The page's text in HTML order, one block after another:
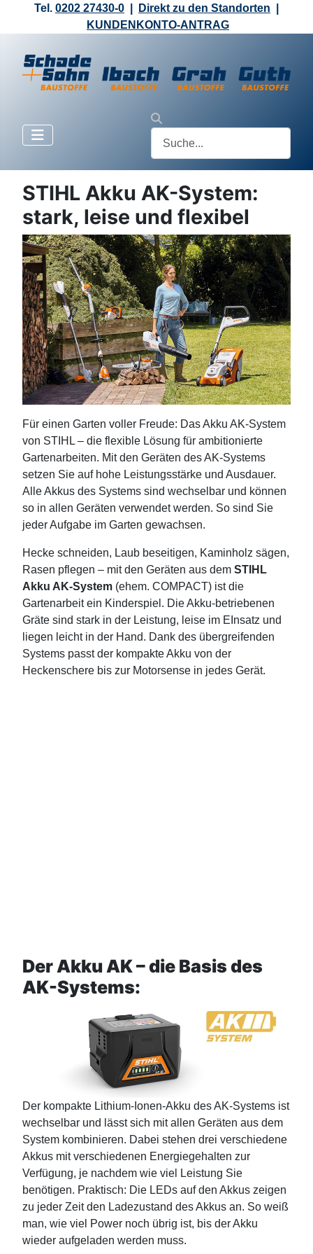
Tel. 0202 27430-0 Direkt zu den Standorten
KUNDENKONTO-ANTRAG
STIHL Akku AK-System:
stark, leise und flexibel
Für einen Garten voller Freude: Das Akku AK-System
von STIHL – die flexible Lösung für ambitionierte
Gartenarbeiten. Mit den Geräten des AK-Systems
setzen Sie auf hohe Leistungsstärke und Ausdauer.
Alle Akkus des Systems sind wechselbar und können
so in allen Geräten verwendet werden. So sind Sie
jeder Aufgabe im Garten gewachsen.
Hecke schneiden, Laub beseitigen, Kaminholz sägen,
Rasen pflegen – mit den Geräten aus dem STIHL
Akku AK-System (ehem. COMPACT) ist die
Gartenarbeit ein Kinderspiel. Die Akku-betriebenen
Gräte sind stark in der Leistung, leise im EInsatz und
liegen leicht in der Hand. Dank des übergreifenden
Systems passt der kompakte Akku von der
Heckenschere bis zur Motorsense in jedes Gerät.
Der Akku AK – die Basis des
AK-Systems:
Der kompakte Lithium-Ionen-Akku des AK-Systems ist
wechselbar und lässt sich mit allen Geräten aus dem
System kombinieren. Dabei stehen drei verschiedene
Akkus mit verschiedenen Energiegehalten zur
Verfügung, je nachdem wie viel Leistung Sie
benötigen. Praktisch: Die LEDs auf den Akkus zeigen
zu jeder Zeit den Ladezustand des Akkus an. So weiß
man, wie viel Power noch übrig ist, bis der Akku
wieder aufgeladen werden muss.